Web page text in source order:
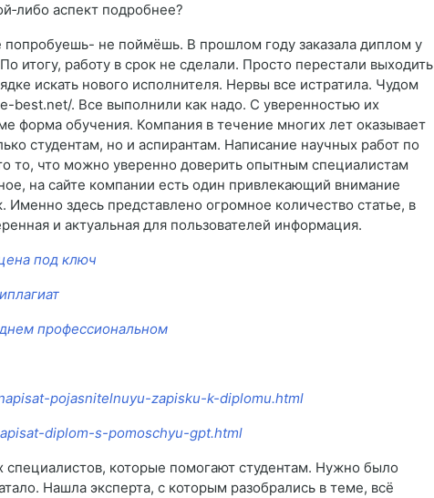
аспект подробнее?
попробуешь- не поймёшь. В прошлом году заказала диплом у
итогу, работу в срок не сделали. Просто перестали выходить
искать нового исполнителя. Нервы все истратила. Чудом
best.net/. Все выполнили как надо. С уверенностью их
форма обучения. Компания в течение многих лет оказывает
студентам, но и аспирантам. Написание научных работ по
то, что можно уверенно доверить опытным специалистам
на сайте компании есть один привлекающий внимание
Именно здесь представлено огромное количество статье, в
и актуальная для пользователей информация.
под ключ
профессиональном
pojasnitelnuyu-zapisku-k-diplomu.html
diplom-s-pomoschyu-gpt.html
специалистов, которые помогают студентам. Нужно было
Нашла эксперта, с которым разобрались в теме, всё